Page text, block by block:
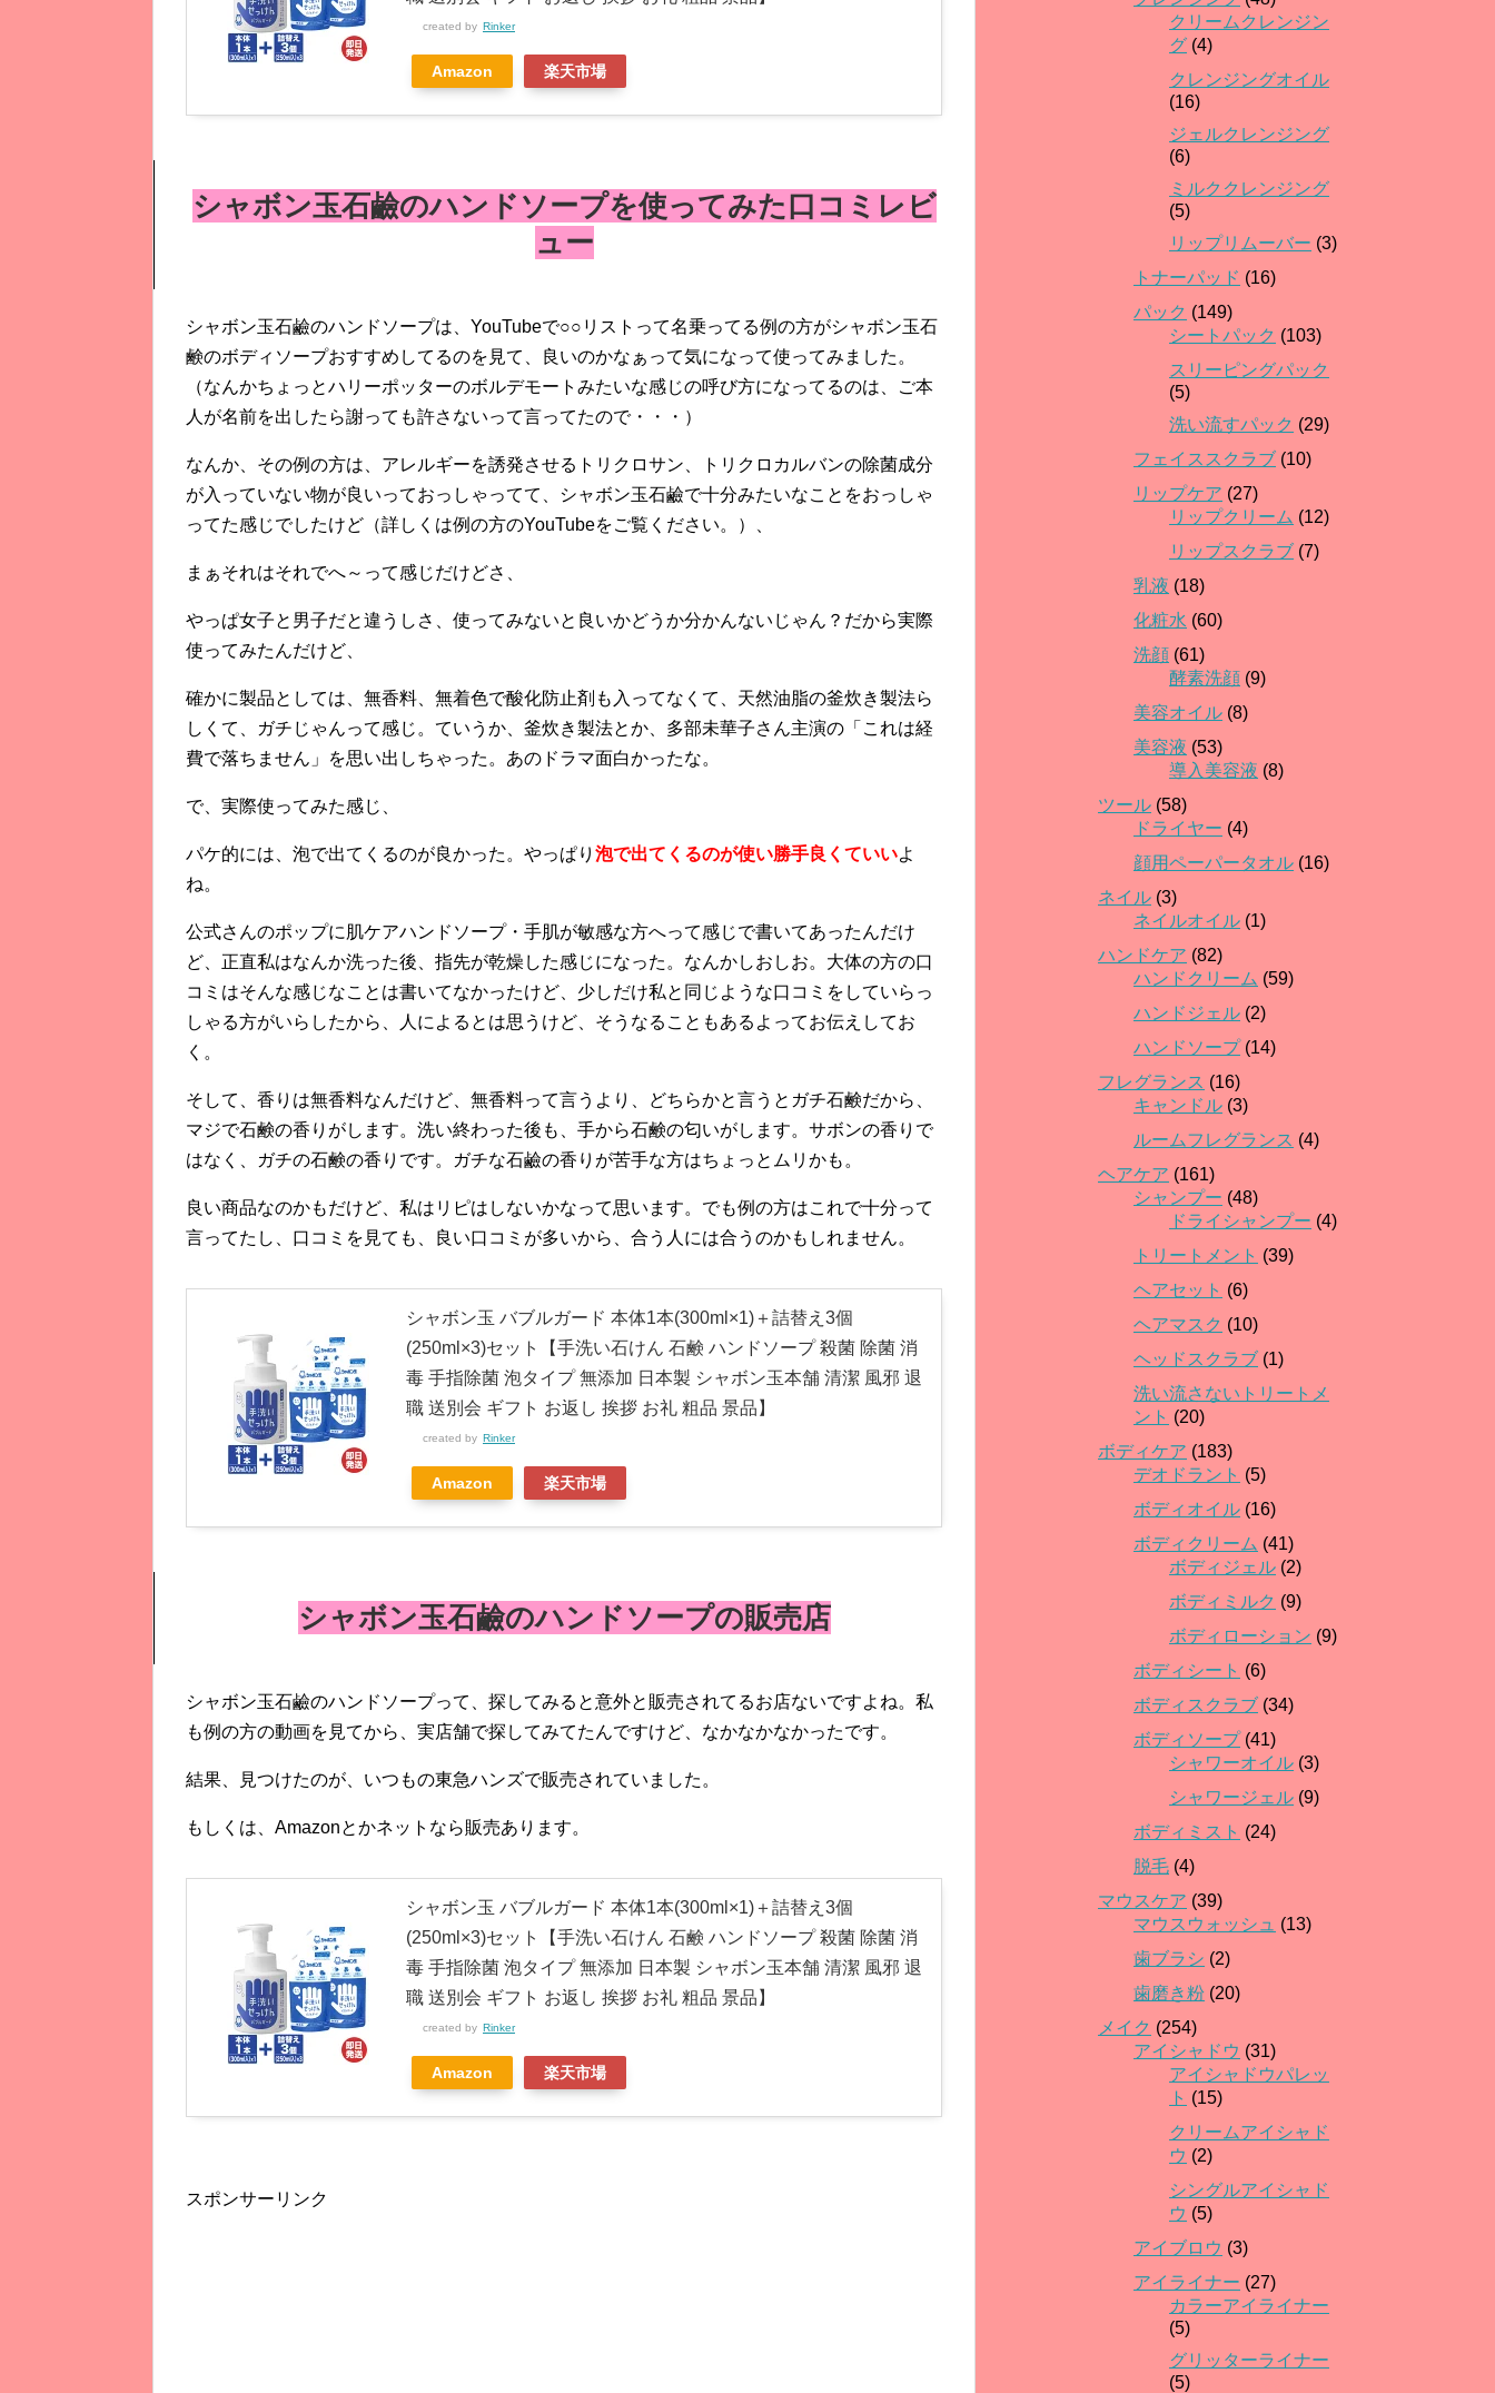
created by Rinker
Amazon 楽天市場
シャボン玉石鹼のハンドソープを使ってみた口コミレビ
ュー
シャボン玉石鹼のハンドソープは、YouTubeで○○リストって名乗ってる例の方がシャボン玉石
鹸のボディソープおすすめしてるのを見て、良いのかなぁって気になって使ってみました。
（なんかちょっとハリーポッターのボルデモートみたいな感じの呼び方になってるのは、ご本
人が名前を出したら謝っても許さないって言ってたので・・・）
なんか、その例の方は、アレルギーを誘発させるトリクロサン、トリクロカルバンの除菌成分
が入っていない物が良いっておっしゃってて、シャボン玉石鹼で十分みたいなことをおっしゃ
ってた感じでしたけど（詳しくは例の方のYouTubeをご覧ください。）、
まぁそれはそれでへ～って感じだけどさ、
やっぱ女子と男子だと違うしさ、使ってみないと良いかどうか分かんないじゃん？だから実際
使ってみたんだけど、
確かに製品としては、無香料、無着色で酸化防止剤も入ってなくて、天然油脂の釜炊き製法ら
しくて、ガチじゃんって感じ。ていうか、釜炊き製法とか、多部未華子さん主演の「これは経
費で落ちません」を思い出しちゃった。あのドラマ面白かったな。
で、実際使ってみた感じ、
パケ的には、泡で出てくるのが良かった。やっぱり 泡で出てくるのが使い勝手良くていいよ
ね。
公式さんのポップに肌ケアハンドソープ・手肌が敏感な方へって感じで書いてあったんだけ
ど、正直私はなんか洗った後、指先が乾燥した感じになった。なんかしおしお。大体の方の口
コミはそんな感じなことは書いてなかったけど、少しだけ私と同じような口コミをしていらっ
しゃる方がいらしたから、人によるとは思うけど、そうなることもあるよってお伝えしてお
く。
そして、香りは無香料なんだけど、無香料って言うより、どちらかと言うとガチ石鹸だから、
マジで石鹸の香りがします。洗い終わった後も、手から石鹸の匂いがします。サボンの香りで
はなく、ガチの石鹸の香りです。ガチな石鹼の香りが苦手な方はちょっとムリかも。
良い商品なのかもだけど、私はリピはしないかなって思います。でも例の方はこれで十分って
言ってたし、口コミを見ても、良い口コミが多いから、合う人には合うのかもしれません。
シャボン玉 バブルガード 本体1本(300ml×1)＋詰替え3個
(250ml×3)セット【手洗い石けん 石鹸 ハンドソープ 殺菌 除菌 消
毒 手指除菌 泡タイプ 無添加 日本製 シャボン玉本舗 清潔 風邪 退
職 送別会 ギフト お返し 挨拶 お礼 粗品 景品】
created by Rinker
Amazon 楽天市場
シャボン玉石鹼のハンドソープの販売店
シャボン玉石鹼のハンドソープって、探してみると意外と販売されてるお店ないですよね。私
も例の方の動画を見てから、実店舗で探してみてたんですけど、なかなかなかったです。
結果、見つけたのが、いつもの東急ハンズで販売されていました。
もしくは、Amazonとかネットなら販売あります。
シャボン玉 バブルガード 本体1本(300ml×1)＋詰替え3個
(250ml×3)セット【手洗い石けん 石鹸 ハンドソープ 殺菌 除菌 消
毒 手指除菌 泡タイプ 無添加 日本製 シャボン玉本舗 清潔 風邪 退
職 送別会 ギフト お返し 挨拶 お礼 粗品 景品】
created by Rinker
Amazon 楽天市場
スポンサーリンク
クリームクレンジン
グ (4)
クレンジングオイル
(16)
ジェルクレンジング
(6)
ミルククレンジング
(5)
リップリムーバー (3)
トナーパッド (16)
パック (149)
シートパック (103)
スリーピングパック
(5)
洗い流すパック (29)
フェイススクラブ (10)
リップケア (27)
リップクリーム (12)
リップスクラブ (7)
乳液 (18)
化粧水 (60)
洗顔 (61)
酵素洗顔 (9)
美容オイル (8)
美容液 (53)
導入美容液 (8)
ツール (58)
ドライヤー (4)
顔用ペーパータオル (16)
ネイル (3)
ネイルオイル (1)
ハンドケア (82)
ハンドクリーム (59)
ハンドジェル (2)
ハンドソープ(14)
フレグランス (16)
キャンドル (3)
ルームフレグランス (4)
ヘアケア (161)
シャンプー (48)
ドライシャンプー (4)
トリートメント (39)
ヘアセット (6)
ヘアマスク (10)
ヘッドスクラブ (1)
洗い流さないトリートメ
ント (20)
ボディケア (183)
デオドラント (5)
ボディオイル (16)
ボディクリーム (41)
ボディジェル (2)
ボディミルク (9)
ボディローション (9)
ボディシート (6)
ボディスクラブ (34)
ボディソープ(41)
シャワーオイル (3)
シャワージェル (9)
ボディミスト (24)
脱毛 (4)
マウスケア (39)
マウスウォッシュ (13)
歯ブラシ (2)
歯磨き粉 (20)
メイク (254)
アイシャドウ (31)
アイシャドウパレッ
ト (15)
クリームアイシャド
ウ (2)
シングルアイシャド
ウ (5)
アイブロウ (3)
アイライナー (27)
カラーアイライナー
(5)
グリッターライナー
(5)